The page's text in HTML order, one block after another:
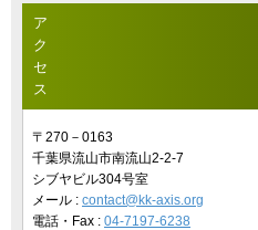
ア
ク
セ
ス
〒270－0163
千葉県流山市南流山2-2-7
シブヤビル304号室
メール : contact@kk-axis.org
電話・Fax : 04-7197-6238